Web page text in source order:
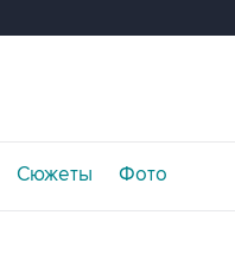
Сюжеты Фото